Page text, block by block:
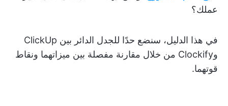
عملك؟
في هذا الدليل، سنضع حدًا للجدل الدائر بين ClickUp
وClockify من خلال مقارنة مفصلة بين ميزاتهما ونقاط
قوتهما.